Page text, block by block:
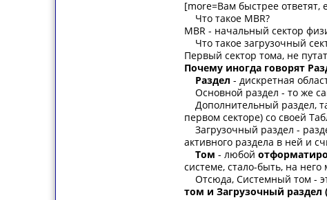
[more=Вам быстрее ответят,
Что такое MBR?
MBR - начальный сектор
Что такое загрузочный
Первый сектор тома, не
Почему иногда говорят
Раздел - дискретная
Основной раздел - то же
Дополнительный раздел,
первом секторе) со своей
Загрузочный раздел -
активного раздела в ней и
Том - любой
системе, стало-быть, на
Отсюда, Системный том -
том и Загрузочный раздел